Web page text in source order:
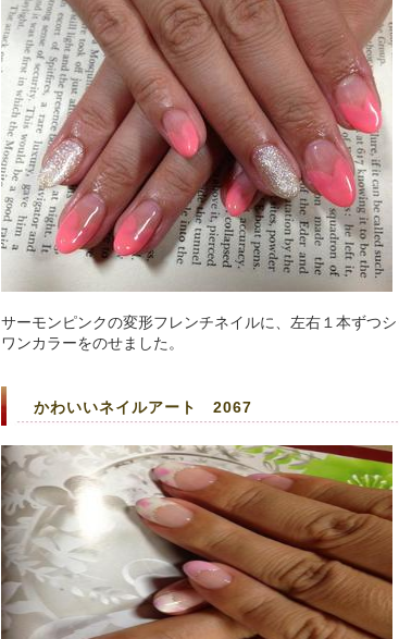
サーモンピンクの変形フレンチネイルに、左右１本ずつ
ワンカラーをのせました。
かわいいネイルアート 2067